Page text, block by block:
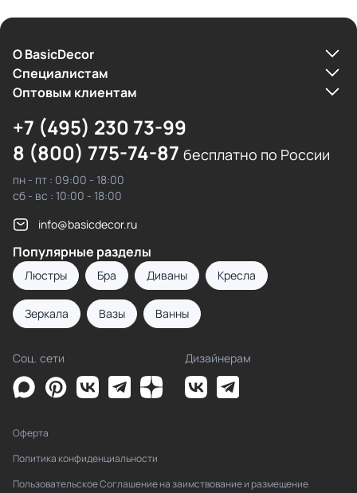
О BasicDecor
Cпециалистам
Оптовым клиентам
+7 (495) 230 73-99
8 (800) 775-74-87 бесплатно по России
пн - пт : 09:00 - 18:00
сб - вс : 10:00 - 18:00
info@basicdecor.ru
Популярные разделы
Люстры Бра Диваны Кресла
Зеркала Вазы Ванны
Соц. сети Дизайнерам
Оферта
Политика конфиденциальности
Пользовательское Соглашение на заимствование и размещение